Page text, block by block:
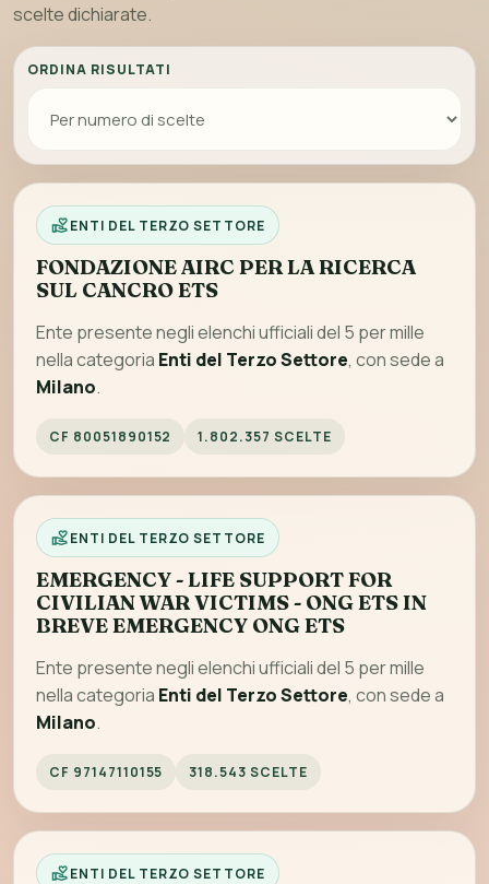
scelte dichiarate.
ORDINA RISULTATI
ENTI DEL TERZO SETTORE
FONDAZIONE AIRC PER LA RICERCA
SUL CANCRO ETS
Ente presente negli elenchi ufficiali del 5 per mille
nella categoria Enti del Terzo Settore, con sede a
Milano.
CF 80051890152 1.802.357 SCELTE
ENTI DEL TERZO SETTORE
EMERGENCY - LIFE SUPPORT FOR
CIVILIAN WAR VICTIMS - ONG ETS IN
BREVE EMERGENCY ONG ETS
Ente presente negli elenchi ufficiali del 5 per mille
nella categoria Enti del Terzo Settore, con sede a
Milano.
CF 97147110155 318.543 SCELTE
ENTI DEL TERZO SETTORE